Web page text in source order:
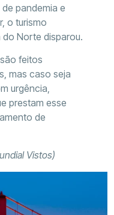
pandemia e
o turismo
Norte disparou.
feitos
mas caso seja
urgência,
prestam esse
de
Vistos)